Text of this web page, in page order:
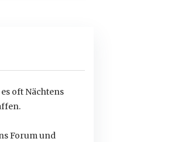
oft Nächtens
Forum und